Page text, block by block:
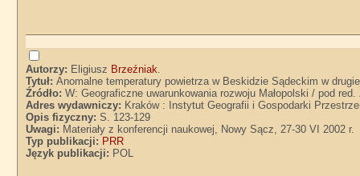
Autorzy: Eligiusz Brzeźniak.
Tytuł:Anomalne temperatury powietrza w Beskidzie Sądeckim w
Źródło:W: Geograficzne uwarunkowania rozwoju Małopolski / pod
Adres wydawniczy: Kraków : Instytut Geografii i Gospodarki
Opis fizyczny:S. 123-129
Uwagi: Materiały z konferencji naukowej, Nowy Sącz, 27-30 VI 2002 r.
Typ publikacji: PRR
Język publikacji: POL